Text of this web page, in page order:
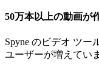
50万本以上の動画が
Spyne のビデオ ツー
ユーザーが増えてい